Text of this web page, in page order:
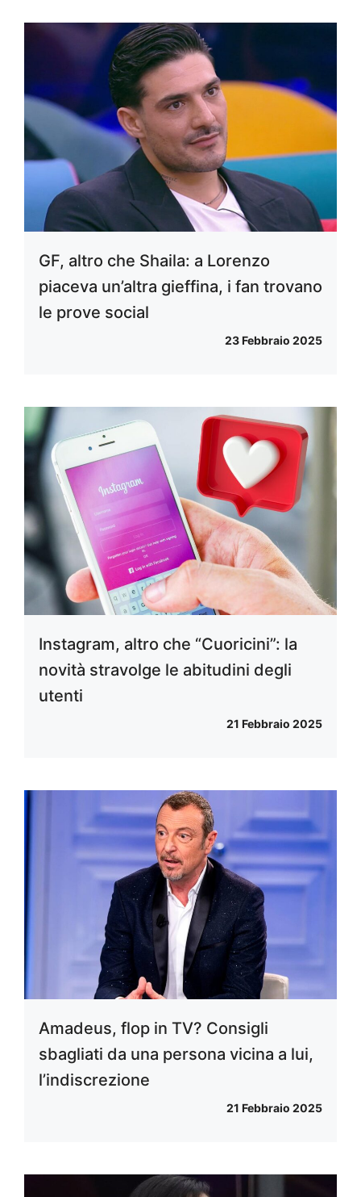
GF, altro che Shaila: a Lorenzo
piaceva un’altra gieffina, i fan trovano
le prove social
23 Febbraio 2025
Instagram, altro che “Cuoricini”: la
novità stravolge le abitudini degli
utenti
21 Febbraio 2025
Amadeus, flop in TV? Consigli
sbagliati da una persona vicina a lui,
l’indiscrezione
21 Febbraio 2025